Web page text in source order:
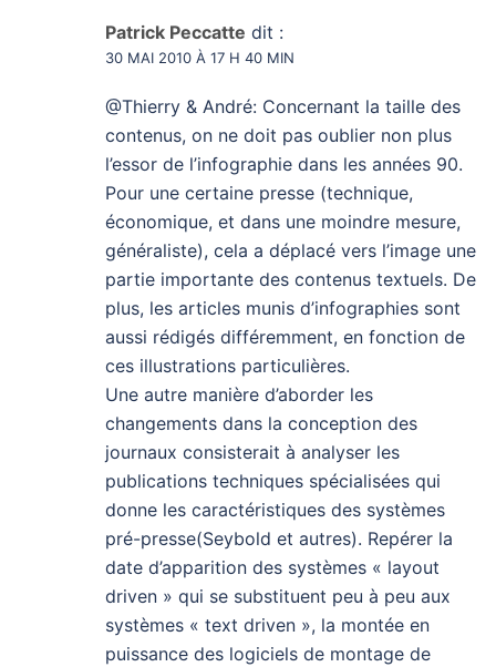
Patrick Peccatte dit :
30 MAI 2010 À 17 H 40 MIN
@Thierry & André: Concernant la taille des
contenus, on ne doit pas oublier non plus
l’essor de l’infographie dans les années 90.
Pour une certaine presse (technique,
économique, et dans une moindre mesure,
généraliste), cela a déplacé vers l’image une
partie importante des contenus textuels. De
plus, les articles munis d’infographies sont
aussi rédigés différemment, en fonction de
ces illustrations particulières.
Une autre manière d’aborder les
changements dans la conception des
journaux consisterait à analyser les
publications techniques spécialisées qui
donne les caractéristiques des systèmes
pré-presse(Seybold et autres). Repérer la
date d’apparition des systèmes « layout
driven » qui se substituent peu à peu aux
systèmes « text driven », la montée en
puissance des logiciels de montage de